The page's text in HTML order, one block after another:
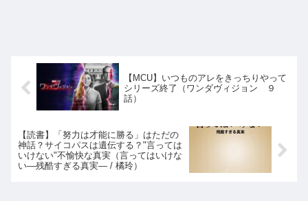
【MCU】いつものアレをきっちりやって
シリーズ終了（ワンダヴィジョン ９
話）
【読書】「努力は才能に勝る」はただの
神話？サイコパスは遺伝する？"言っては
いけない"不愉快な真実（言ってはいけな
い―残酷すぎる真実― / 橘玲）